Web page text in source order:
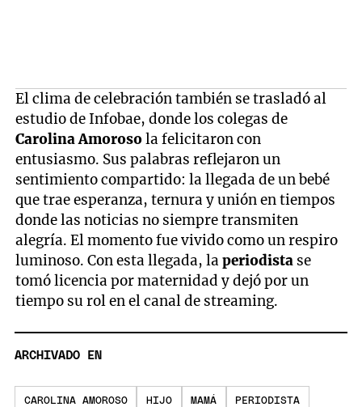
El clima de celebración también se trasladó al
estudio de Infobae, donde los colegas de
Carolina Amorosola felicitaron con
entusiasmo. Sus palabras reflejaron un
sentimiento compartido: la llegada de un bebé
que trae esperanza, ternura y unión en tiempos
donde las noticias no siempre transmiten
alegría. El momento fue vivido como un respiro
luminoso. Con esta llegada, laperiodista se
tomó licencia por maternidad y dejó por un
tiempo su rol en el canal de streaming.
ARCHIVADO EN
CAROLINA AMOROSO HIJO MAMÁ PERIODISTA